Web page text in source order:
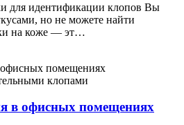
для идентификации клопов Вы
но не можете найти
на коже — эт…
клопами
в офисных помещениях